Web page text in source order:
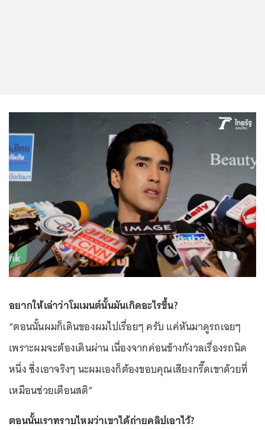
อยากให้เล่าว่าโมเมนต์นั้นมันเกิดอะไรขึ้น?
“ตอนนั้นผมก็เดินของผมไปเรื่อยๆ ครับ แค่หันมาดูรถเฉยๆ
เพราะผมจะต้องเดินผ่าน เนื่องจากค่อนข้างกังวลเรื่องรถนิด
หนึ่ง ซึ่งเอาจริงๆ นะผมเองก็ต้องขอบคุณเสียงกรี๊ดเขาด้วยที่
เหมือนช่วยเตือนสติ”
ตอนนั้นเราทราบไหมว่าเขาได้ถ่ายคลิปเอาไว้?